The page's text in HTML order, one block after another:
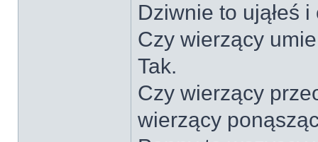
Dziwnie to ująłeś
Czy wierzący
Tak.
Czy wierzący
wierzący